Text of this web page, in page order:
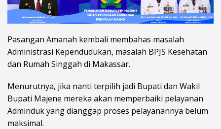
Pasangan Amanah kembali membahas masalah
Administrasi Kependudukan, masalah BPJS Kesehatan
dan Rumah Singgah di Makassar.
Menurutnya, jika nanti terpilih jadi Bupati dan Wakil
Bupati Majene mereka akan memperbaiki pelayanan
Adminduk yang dianggap proses pelayanannya belum
maksimal.